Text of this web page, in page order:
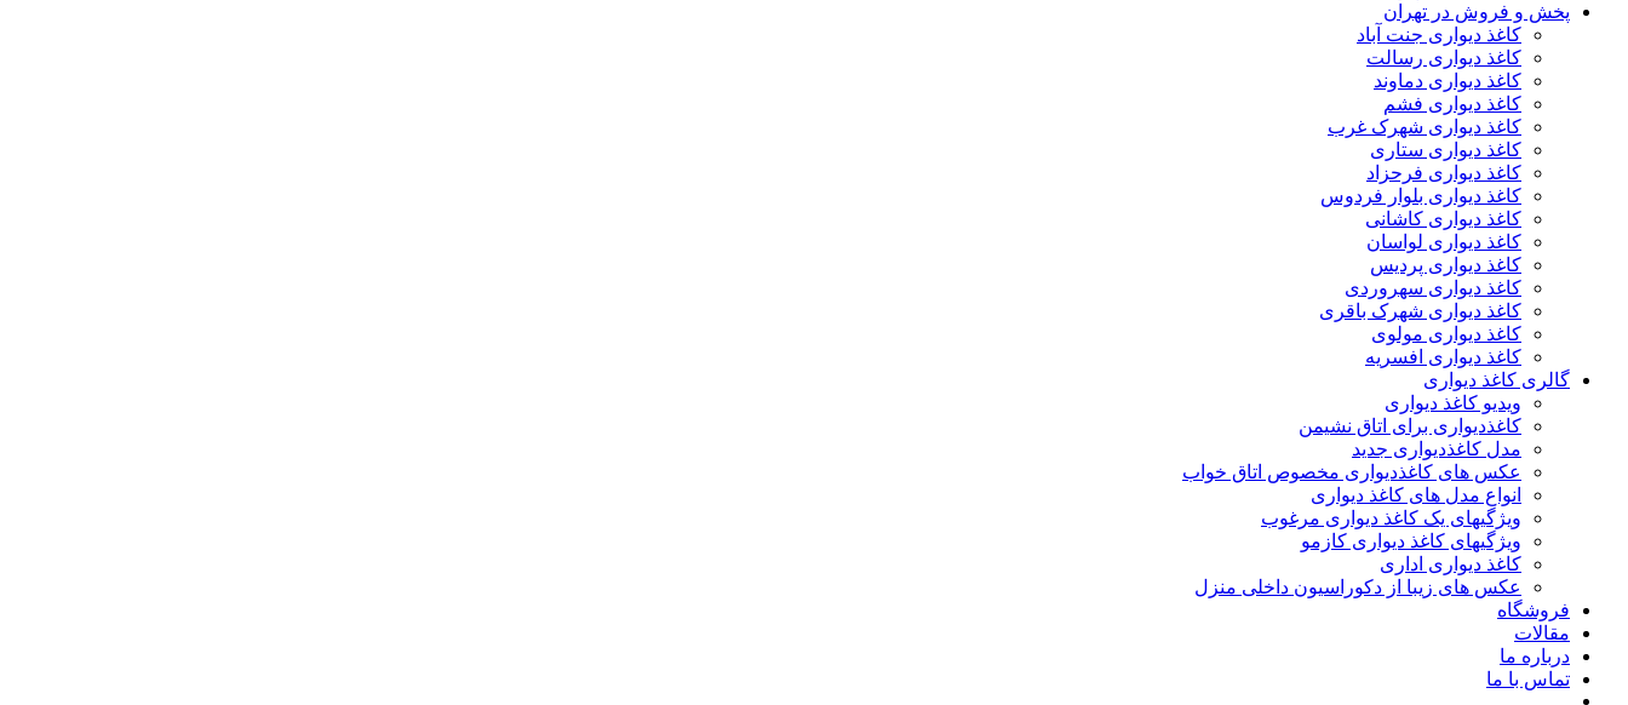
پخش و فروش در تهران
کاغذ دیواری جنت آباد
کاغذ دیواری رسالت
کاغذ دیواری دماوند
کاغذ دیواری فشم
کاغذ دیواری شهرک غرب
کاغذ دیواری ستاری
کاغذ دیواری فرحزاد
کاغذ دیواری بلوار فردوس
کاغذ دیواری کاشانی
کاغذ دیواری لواسان
کاغذ دیواری پردیس
کاغذ دیواری سهروردی
کاغذ دیواری شهرک باقری
کاغذ دیواری مولوی
کاغذ دیواری افسریه
گالری کاغذ دیواری
ویدیو کاغذ دیواری
کاغذدیواری برای اتاق نشیمن
مدل کاغذدیواری جدید
عکس های کاغذدیواری مخصوص اتاق خواب
انواع مدل های کاغذ دیواری
ویژگیهای یک کاغذ دیواری مرغوب
ویژگیهای کاغذ دیواری کازمو
کاغذ دیواری اداری
عکس های زیبا از دکوراسیون داخلی منزل
فروشگاه
مقالات
درباره ما
تماس با ما